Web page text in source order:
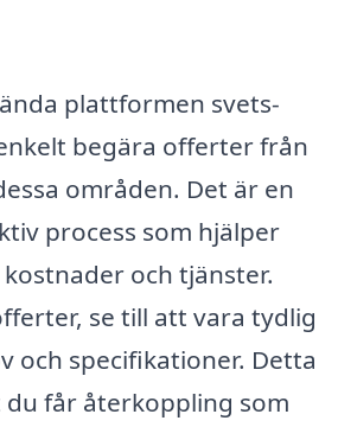
plattformen svets-
begära offerter från
områden. Det är en
process som hjälper
och tjänster.
se till att vara tydlig
och specifikationer. Detta
får återkoppling som